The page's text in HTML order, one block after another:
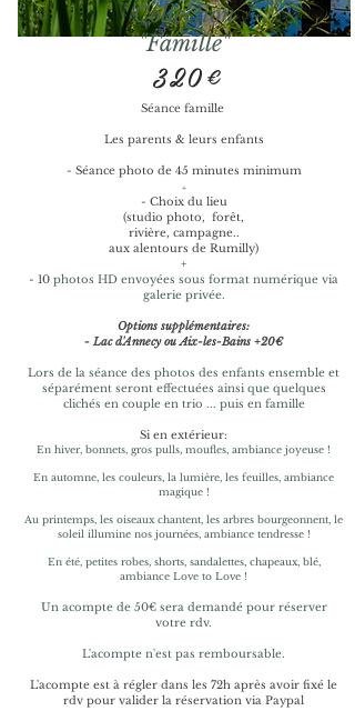
Collection
"Famille"
320€
Séance famille
Les parents & leurs enfants
- Séance photo de 45 minutes minimum
+
- Choix du lieu
(studio photo, forêt,
rivière, campagne..
aux alentours de Rumilly)
+
- 10 photos HD envoyées sous format numérique via
galerie privée.
Options supplémentaires:
- Lac d'Annecy ou Aix-les-Bains +20€
Lors de la séance des photos des enfants ensemble et
séparément seront effectuées ainsi que quelques
clichés en couple en trio ... puis en famille
Si en extérieur:
En hiver, bonnets, gros pulls, moufles, ambiance joyeuse !
En automne, les couleurs, la lumière, les feuilles, ambiance
magique !
Au printemps, les oiseaux chantent, les arbres bourgeonnent, le
soleil illumine nos journées, ambiance tendresse !
En été, petites robes, shorts, sandalettes, chapeaux, blé,
ambiance Love to Love !
Un acompte de 50€ sera demandé pour réserver
votre rdv.
L'acompte n'est pas remboursable.
L'acompte est à régler dans les 72h après avoir fixé le
rdv pour valider la réservation via Paypal